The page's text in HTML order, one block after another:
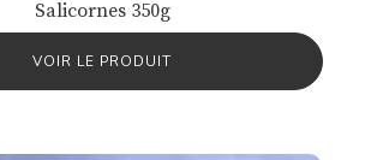
Salicornes 350g
VOIR LE PRODUIT